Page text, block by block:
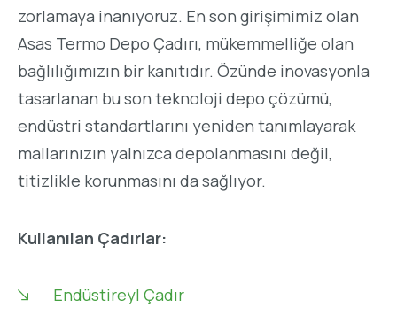
zorlamaya inanıyoruz. En son girişimimiz olan
Asas Termo Depo Çadırı, mükemmelliğe olan
bağlılığımızın bir kanıtıdır. Özünde inovasyonla
tasarlanan bu son teknoloji depo çözümü,
endüstri standartlarını yeniden tanımlayarak
mallarınızın yalnızca depolanmasını değil,
titizlikle korunmasını da sağlıyor.
Kullanılan Çadırlar:
Endüstireyl Çadır